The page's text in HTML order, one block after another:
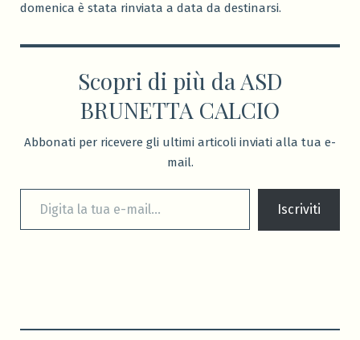
domenica è stata rinviata a data da destinarsi.
Scopri di più da ASD
BRUNETTA CALCIO
Abbonati per ricevere gli ultimi articoli inviati alla tua e-
mail.
Digita la tua e-mail...
Iscriviti